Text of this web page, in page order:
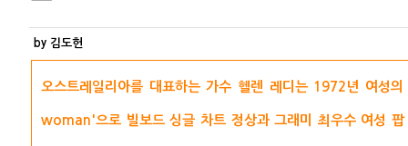
by 김도헌
오스트레일리아를 대표하는 가수 헬렌 레디는 1972년 여성
woman'으로 빌보드 싱글 차트 정상과 그래미 최우수 여성 팝